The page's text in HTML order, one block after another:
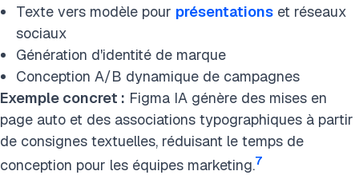
Texte vers modèle pour présentations et réseaux
sociaux
Génération d'identité de marque
Conception A/B dynamique de campagnes
Exemple concret : Figma IA génère des mises en
page auto et des associations typographiques à partir
de consignes textuelles, réduisant le temps de
conception pour les équipes marketing.7